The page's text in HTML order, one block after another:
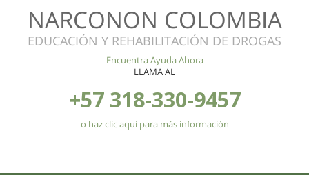
NARCONON COLOMBIA
EDUCACIÓN Y REHABILITACIÓN DE DROGAS
Encuentra Ayuda Ahora
LLAMA AL
+57 318-330-9457
o haz clic aquí para más información